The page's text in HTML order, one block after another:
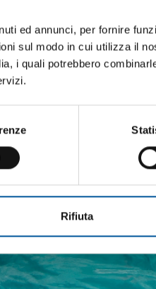
sulle migliori
ricevi le offerte più
Con MTO trovi tutto ciò
personali
ISCRIVITI
ed annunci, per fornire
sul modo in cui utilizza il
i quali potrebbero
Rifiuta